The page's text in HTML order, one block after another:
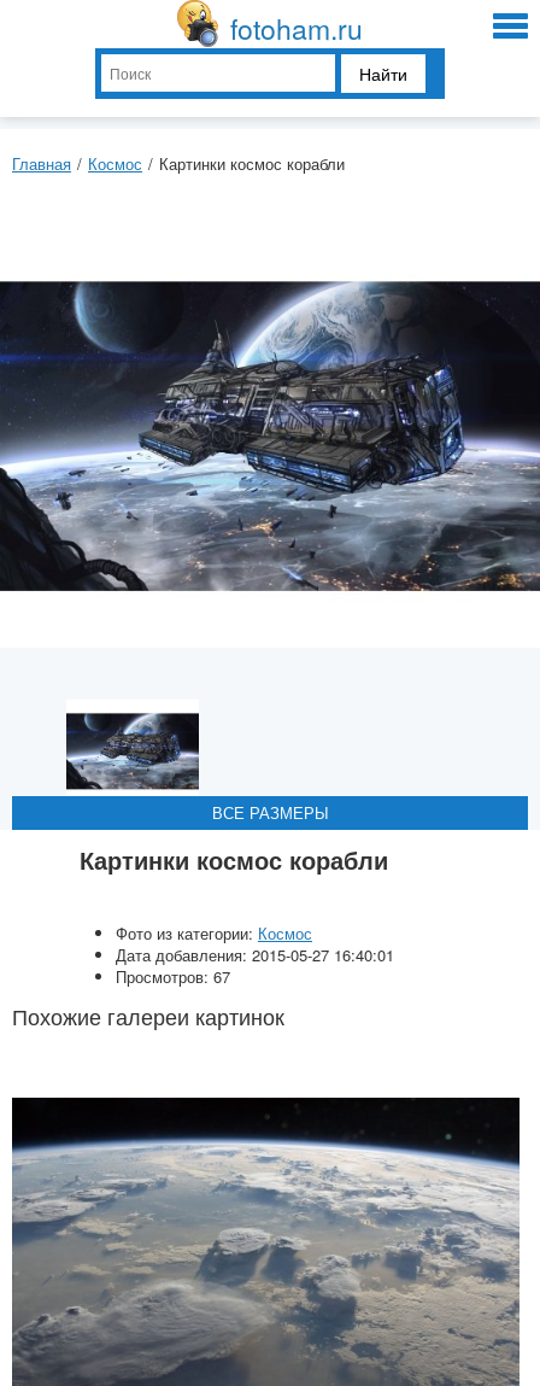
fotoham.ru
Найти
Главная / Космос / Картинки космос корабли
ВСЕ РАЗМЕРЫ
ВСЕ РАЗМЕРЫ
ВСЕ РАЗМЕРЫ
ВСЕ РАЗМЕРЫ
Картинки космос корабли
Фото из категории: Космос
Дата добавления: 2015-05-27 16:40:01
Просмотров: 67
Похожие галереи картинок